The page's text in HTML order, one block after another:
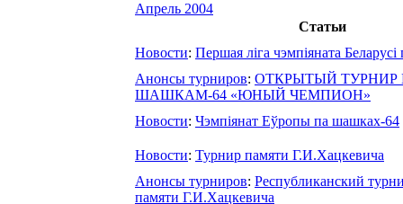
Апрель 2004
Статьи
Новости: Першая ліга чэмпіяната
Анонсы турниров: ОТКРЫТЫЙ ТУРНИР
ШАШКАМ-64 «ЮНЫЙ ЧЕМПИОН»
Новости: Чэмпіянат Еўропы па шашках-64
Новости: Турнир памяти Г.И.Хацкевича
Анонсы турниров: Республиканский
памяти Г.И.Хацкевича